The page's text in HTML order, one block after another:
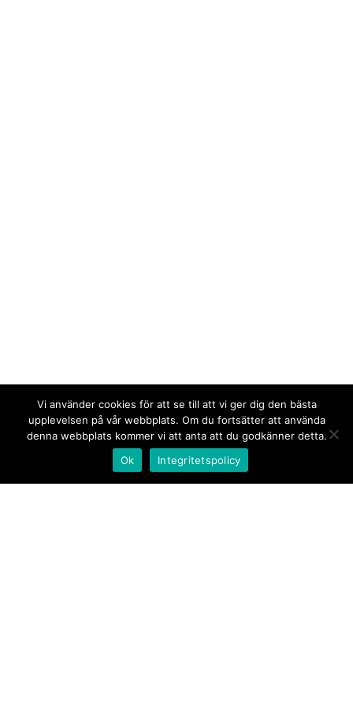
Vi använder cookies för att se till att vi ger dig den bästa
upplevelsen på vår webbplats. Om du fortsätter att använda
denna webbplats kommer vi att anta att du godkänner detta.
Ok
Integritetspolicy